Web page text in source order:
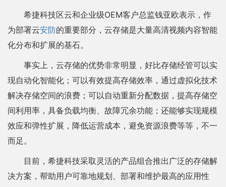
希捷科技区云和企业级OEM客户总监钱亚欧表示，作
为部署云安防的重要部分，云存储是大量高清视频内容智能
化分布和扩展的基石。
事实上，云存储的优势非常明显，好比存储经管可以实
现自动化智能化；可以有效提高存储效率，通过虚拟化技术
解决存储空间的浪费；可以自动重新分配数据，提高存储空
间利用率，具备负载均衡、故障冗余功能；还能够实现规模
效应和弹性扩展，降低运营成本，避免资源浪费等等，不一
而足。
目前，希捷科技采取灵活的产品组合推出广泛的存储解
决方案，帮助用户可靠地规划、部署和维护最高的应用性